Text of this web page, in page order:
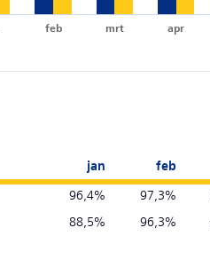
feb mrt apr
jan feb
96,4% 97,3%
88,5% 96,3%